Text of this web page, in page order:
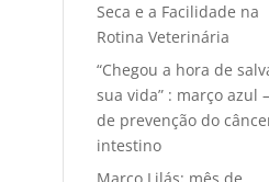
Seca e a Facilidade na
Rotina Veterinária
“Chegou a hora de
sua vida” : março azul
de prevenção do
intestino